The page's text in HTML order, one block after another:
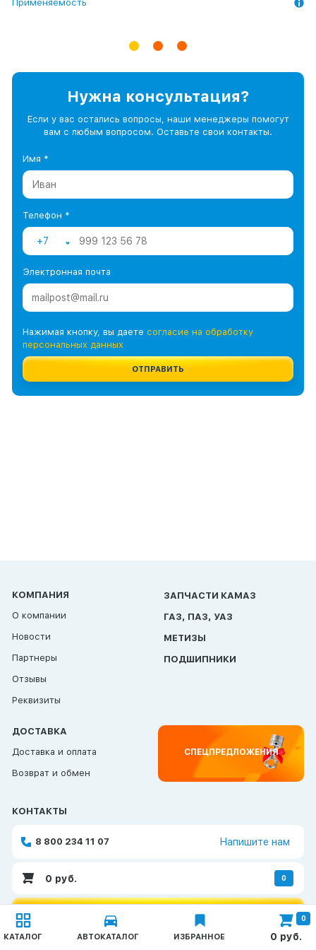
Применяемость
Применяемость
Применяемость
Нужна консультация?
Если у вас остались вопросы, наши менеджеры помогут
вам с любым вопросом. Оставьте свои контакты.
Имя *
Телефон *
+7
Электронная почта
Нажимая кнопку, вы даете согласие на обработку
персональных данных
ОТПРАВИТЬ
КОМПАНИЯ
О компании
Новости
Партнеры
Отзывы
Реквизиты
ЗАПЧАСТИ КАМАЗ
ГАЗ, ПАЗ, УАЗ
МЕТИЗЫ
ПОДШИПНИКИ
ДОСТАВКА
Доставка и оплата
Возврат и обмен
СПЕЦПРЕДЛОЖЕНИЯ
КОНТАКТЫ
8 800 234 11 07 Напишите нам
0 руб. 0
КАТАЛОГ АВТОКАТАЛОГ ИЗБРАННОЕ 0 руб.
0
Каталог